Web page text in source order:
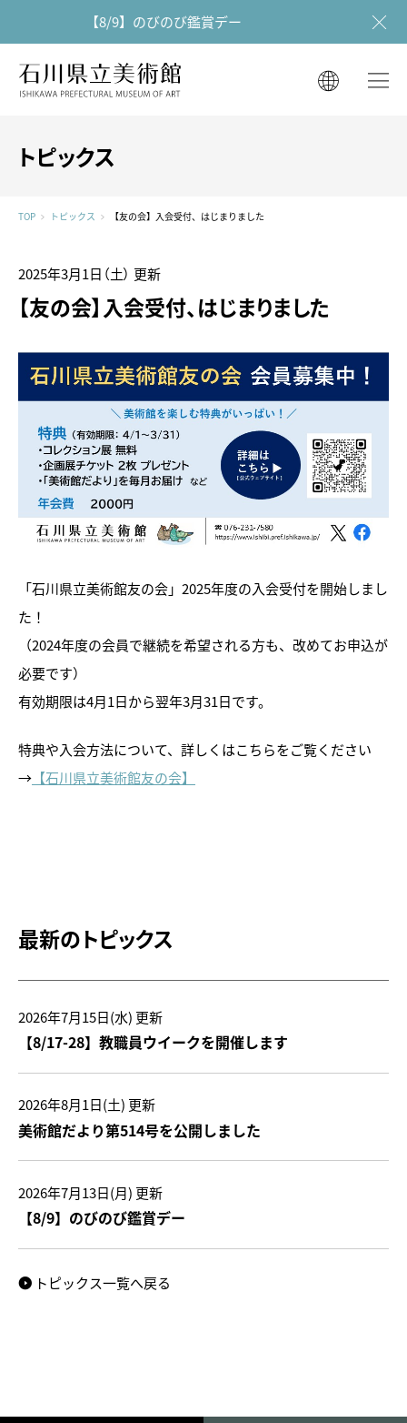
【8/9】のびのび鑑賞デー
繁體中文
トピックス
TOP トピックス 【友の会】入会受付、はじまりました
2025年3月1日（土） 更新
【友の会】入会受付、はじまりました
「石川県立美術館友の会」2025年度の入会受付を開始しまし
た！
（2024年度の会員で継続を希望される方も、改めてお申込が
必要です）
有効期限は4月1日から翌年3月31日です。
特典や入会方法について、詳しくはこちらをご覧ください
→ 【石川県立美術館友の会】
最新のトピックス
2026年7月15日(水) 更新
【8/17-28】教職員ウイークを開催します
2026年8月1日(土) 更新
美術館だより第514号を公開しました
2026年7月13日(月) 更新
【8/9】のびのび鑑賞デー
トピックス一覧へ戻る
トピックス
画像利用について
オンラインポリシー
館
石川県文化財保存修復工房
简体中文